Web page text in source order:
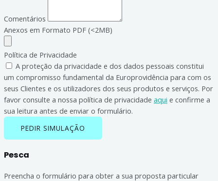
Comentários
Anexos em Formato PDF (<2MB)
Política de Privacidade
A proteção da privacidade e dos dados pessoais constitui
um compromisso fundamental da Europrovidência para com os
seus Clientes e os utilizadores dos seus produtos e serviços. Por
favor consulte a nossa política de privacidade aqui e confirme a
sua leitura antes de enviar o formulário.
PEDIR SIMULAÇÃO
Pesca
Preencha o formulário para obter a sua proposta particular